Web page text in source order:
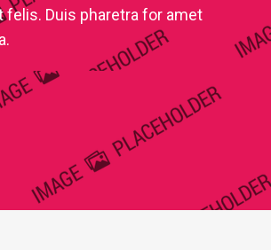
felis. Duis pharetra for amet